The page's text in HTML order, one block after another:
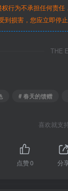
行为不承担任何责
到损害，您应立即停
THE
# 春天的馈赠
喜欢就支
点赞0 分